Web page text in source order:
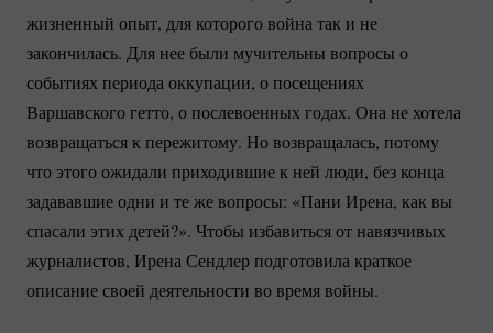
жизненный опыт, для которого война так и не
закончилась. Для нее были мучительны вопросы о
событиях периода оккупации, о посещениях
Варшавского гетто, о послевоенных годах. Она не хотела
возвращаться к пережитому. Но возвращалась, потому
что этого ожидали приходившие к ней люди, без конца
задававшие одни и те же вопросы: «Пани Ирена, как вы
спасали этих детей?». Чтобы избавиться от навязчивых
журналистов, Ирена Сендлер подготовила краткое
описание своей деятельности во время войны.